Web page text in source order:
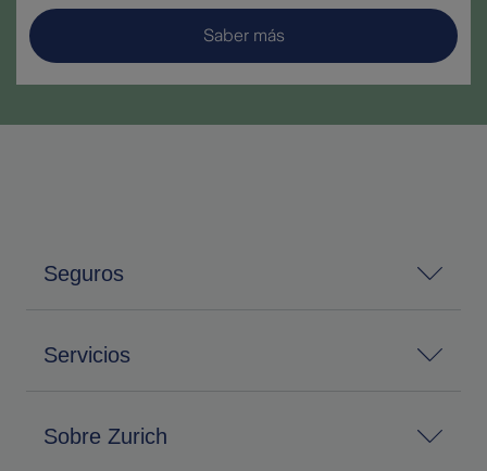
Saber más
Seguros
Servicios
Sobre Zurich